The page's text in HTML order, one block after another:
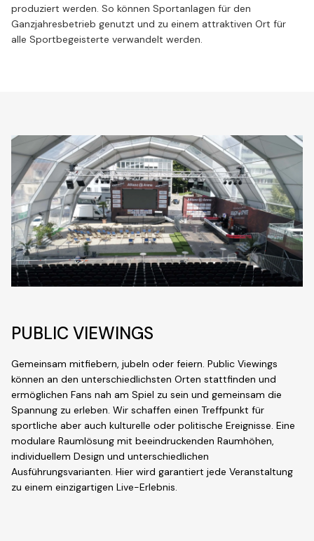
produziert werden. So können Sportanlagen für den
Ganzjahresbetrieb genutzt und zu einem attraktiven Ort für
alle Sportbegeisterte verwandelt werden.
PUBLIC VIEWINGS
Gemeinsam mitfiebern, jubeln oder feiern. Public Viewings
können an den unterschiedlichsten Orten stattfinden und
ermöglichen Fans nah am Spiel zu sein und gemeinsam die
Spannung zu erleben. Wir schaffen einen Treffpunkt für
sportliche aber auch kulturelle oder politische Ereignisse. Eine
modulare Raumlösung mit beeindruckenden Raumhöhen,
individuellem Design und unterschiedlichen
Ausführungsvarianten. Hier wird garantiert jede Veranstaltung
zu einem einzigartigen Live-Erlebnis.